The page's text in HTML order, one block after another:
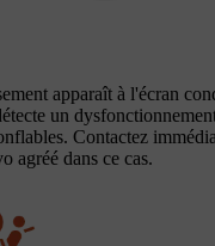
apparaît à l'écran
un
Contactez
agréé dans ce cas.